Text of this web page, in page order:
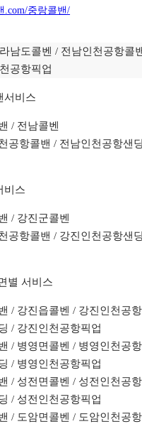
.com/중랑콜밴/
남도콜벤 / 전남인천공항콜
공항픽업
서비스
/ 전남콜벤
공항콜밴 / 전남인천공항샌
비스
/ 강진군콜벤
공항콜밴 / 강진인천공항샌
별 서비스
/ 강진읍콜벤 / 강진인천공
/ 강진인천공항픽업
/ 병영면콜벤 / 병영인천공
/ 병영인천공항픽업
/ 성전면콜벤 / 성전인천공
/ 성전인천공항픽업
/ 도암면콜벤 / 도암인천공